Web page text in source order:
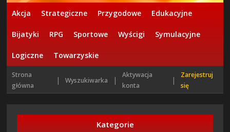
Akcja Strategiczne Przygodowe Edukacyjne
Bijatyki RPG Sportowe Wyścigi Symulacyjne
Logiczne Towarzyskie
Strona
główna
| Wyszukiwarka |
Aktywacja
konta
|
Zarejestruj
się
Kategorie